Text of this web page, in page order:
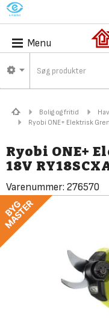
M
Menu
Bolig og fritid
Ryobi ONE+ Elektrisk
Ryobi ONE+
18V
Varenummer: 276570